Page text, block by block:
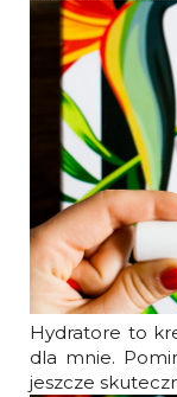
Hydratore to
dla mnie.
jeszcze